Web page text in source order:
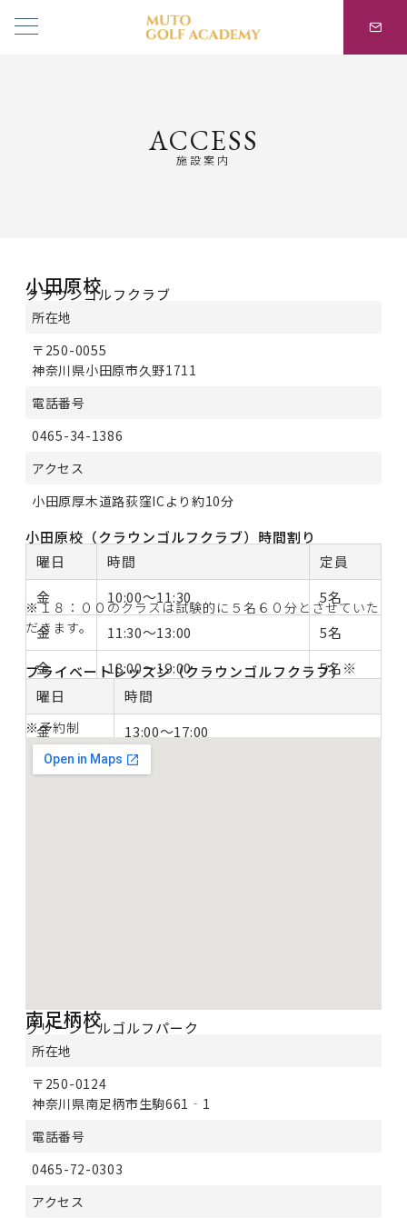
ACCESS
施設案内
小田原校
クラウンゴルフクラブ
所在地
〒250-0055
神奈川県小田原市久野1711
電話番号
0465-34-1386
アクセス
小田原厚木道路荻窪ICより約10分
小田原校（クラウンゴルフクラブ）時間割り
曜日
時間
定員
金
10:00～11:30
5名
金
11:30～13:00
5名
金
18:00～19:00
5名※
金
19:00～20:30
金
20:30～22:00 5名
※１８：００のクラスは試験的に５名６０分とさせていた
だきます。
プライベートレッスン（クラウンゴルフクラブ）
曜日
時間
金
13:00～17:00
※予約制
南足柄校
グリーンヒルゴルフパーク
所在地
〒250-0124
神奈川県南足柄市生駒661‐1
電話番号
0465-72-0303
アクセス